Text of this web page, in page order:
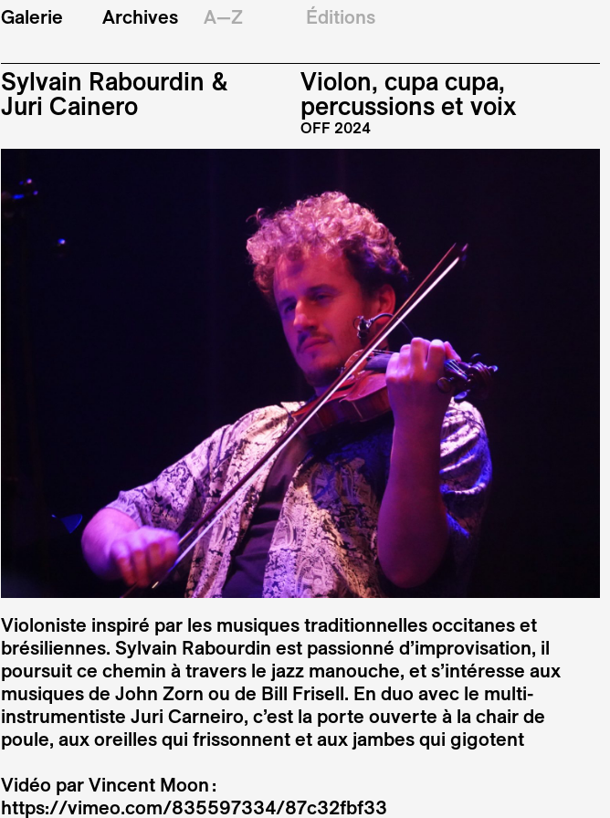
Galerie Archives A—Z Éditions
Juri Cainero
&
Sylvain Rabourdin Violon, cupa cupa,
percussions et voix
OFF 2024
Violoniste inspiré par les musiques traditionnelles occitanes et
brésiliennes. Sylvain Rabourdin est passionné d’improvisation, il
poursuit ce chemin à travers le jazz manouche, et s’intéresse aux
musiques de John Zorn ou de Bill Frisell. En duo avec le multi-
instrumentiste Juri Carneiro, c’est la porte ouverte à la chair de
poule, aux oreilles qui frissonnent et aux jambes qui gigotent
Vidéo par Vincent Moon :
https://vimeo.com/835597334/87c32fbf33